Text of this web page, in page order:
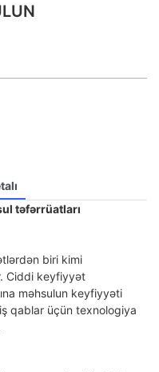
təfərrüatları
biri kimi
Ciddi keyfiyyət
məhsulun keyfiyyəti
qablar üçün texnologiya